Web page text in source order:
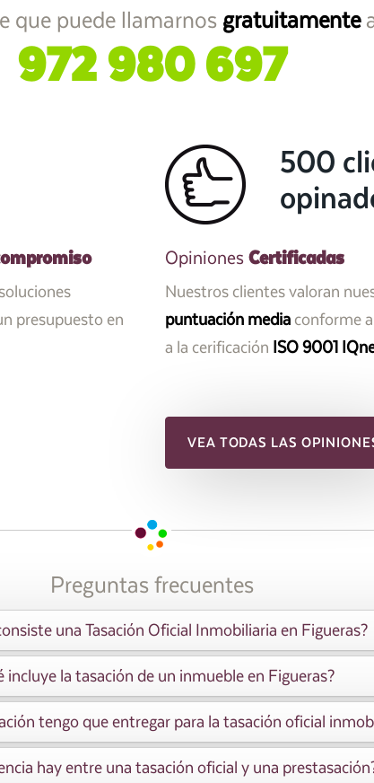
que puede llamarnos gratuitamente
972 980 697
presupuesto en
500
Opiniones Certificadas
Nuestros clientes valoran
puntuación mediaconforme
a la cerificación ISO 9001
VEA TODAS LAS
Preguntas frecuentes
una Tasación Oficial Inmobiliaria en Figueras?
incluye la tasación de un inmueble en Figueras?
tengo que entregar para la tasación oficial
hay entre una tasación oficial y una